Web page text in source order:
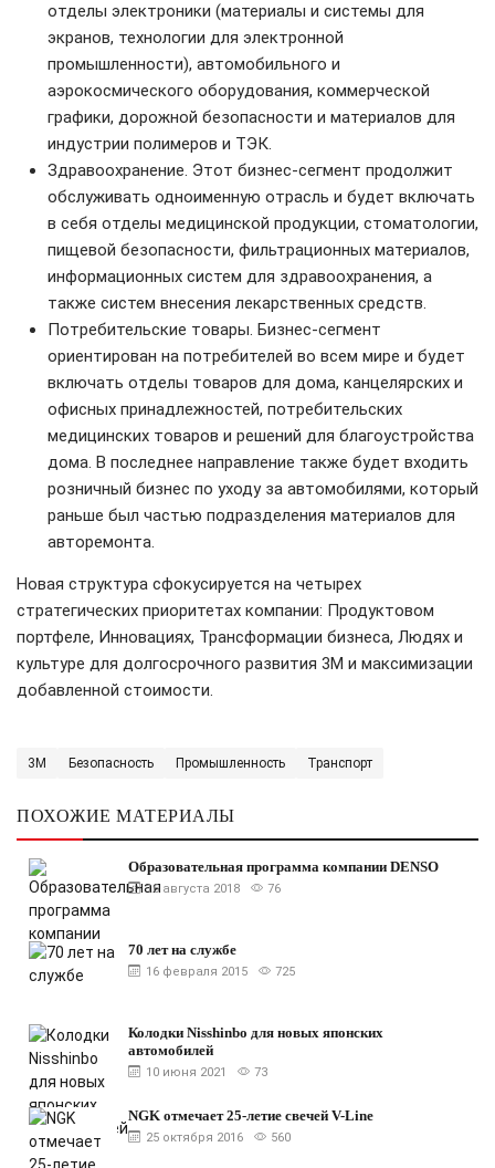
отделы электроники (материалы и системы для
экранов, технологии для электронной
промышленности), автомобильного и
аэрокосмического оборудования, коммерческой
графики, дорожной безопасности и материалов для
индустрии полимеров и ТЭК.
Здравоохранение. Этот бизнес-сегмент продолжит
обслуживать одноименную отрасль и будет включать
в себя отделы медицинской продукции, стоматологии,
пищевой безопасности, фильтрационных материалов,
информационных систем для здравоохранения, а
также систем внесения лекарственных средств.
Потребительские товары. Бизнес-сегмент
ориентирован на потребителей во всем мире и будет
включать отделы товаров для дома, канцелярских и
офисных принадлежностей, потребительских
медицинских товаров и решений для благоустройства
дома. В последнее направление также будет входить
розничный бизнес по уходу за автомобилями, который
раньше был частью подразделения материалов для
авторемонта.
Новая структура сфокусируется на четырех
стратегических приоритетах компании: Продуктовом
портфеле, Инновациях, Трансформации бизнеса, Людях и
культуре для долгосрочного развития 3М и максимизации
добавленной стоимости.
3M Безопасность Промышленность Транспорт
ПОХОЖИЕ МАТЕРИАЛЫ
Образовательная программа компании DENSO
16 августа 2018 76
70 лет на службе
16 февраля 2015 725
Колодки Nisshinbo для новых японских
автомобилей
10 июня 2021 73
NGK отмечает 25-летие свечей V-Line
25 октября 2016 560